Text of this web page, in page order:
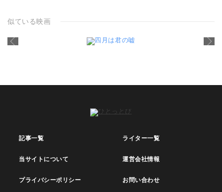
似ている映画
記事一覧 ライター一覧
当サイトについて 運営会社情報
プライバシーポリシー お問い合わせ